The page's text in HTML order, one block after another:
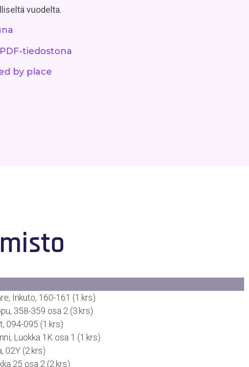
vuodelta.
tiedostona
by place
Inkuto, 160-161 (1.krs)
358-359 osa 2 (3.krs)
094-095 (1.krs)
Luokka 1K osa 1 (1.krs)
02Y (2.krs)
25 osa 2 (2.krs)